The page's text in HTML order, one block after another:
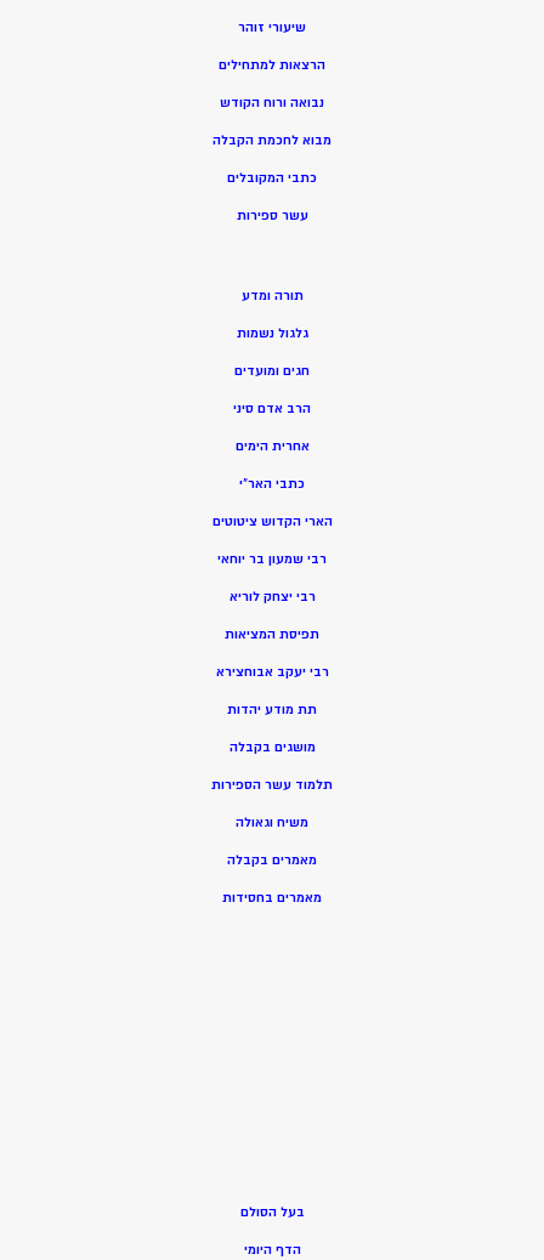
שיעורי זוהר
הרצאות למתחילים
נבואה ורוח הקודש
מבוא לחכמת הקבלה
כתבי המקובלים
עשר ספירות
תורה ומדע
גלגול נשמות
חגים ומועדים
הרב אדם סיני
אחרית הימים
כתבי האר”י
הארי הקדוש ציטוטים
רבי שמעון בר יוחאי
רבי יצחק לוריא
תפיסת המציאות
רבי יעקב אבוחצירא
תת מודע יהדות
מושגים בקבלה
תלמוד עשר הספירות
משיח וגאולה
מאמרים בקבלה
מאמרים בחסידות
בעל הסולם
הדף היומי